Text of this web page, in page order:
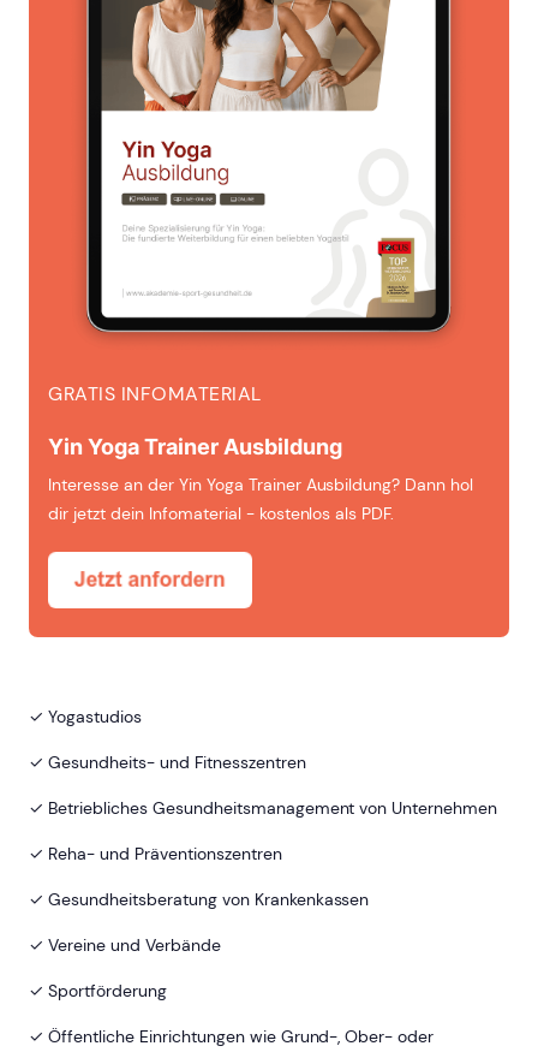
GRATIS INFOMATERIAL
Yin Yoga Trainer Ausbildung
Interesse an der Yin Yoga Trainer Ausbildung? Dann hol
dir jetzt dein Infomaterial - kostenlos als PDF.
✓ Yogastudios
✓ Gesundheits- und Fitnesszentren
✓ Betriebliches Gesundheitsmanagement von Unternehmen
✓ Reha- und Präventionszentren
✓ Gesundheitsberatung von Krankenkassen
✓ Vereine und Verbände
✓ Sportförderung
✓ Öffentliche Einrichtungen wie Grund-, Ober- oder